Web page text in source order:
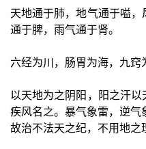
天地通于肺，地气通于嗌
通于脾，雨气通于肾。
六经为川，肠胃为海，九窍
以天地为之阴阳，阳之汗
疾风名之。暴气象雷，逆气
故治不法天之纪，不用地之